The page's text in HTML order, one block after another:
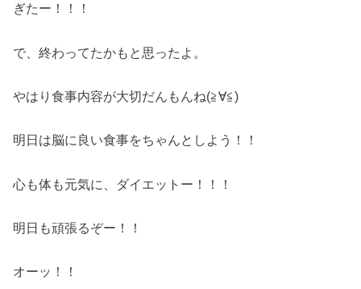
ぎたー！！！
で、終わってたかもと思ったよ。
やはり食事内容が大切だんもんね(≧∀≦)
明日は脳に良い食事をちゃんとしよう！！
心も体も元気に、ダイエットー！！！
明日も頑張るぞー！！
オーッ！！